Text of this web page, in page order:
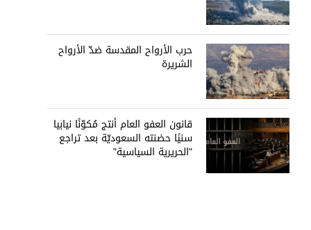
حرب الأرواح المقدسة ضدّ الأرواح
الشريرة
قانون العفو العام أنتج مُكوّنًا نيابيا
سنيًا حضنته السعوديّة بعد تراجع
"الحريرية السياسية"